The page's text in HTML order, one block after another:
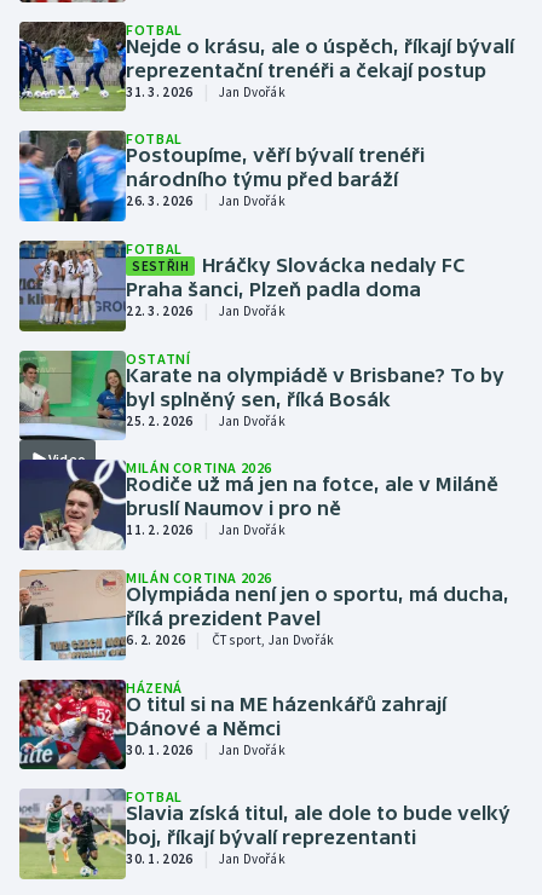
Moderní pětiboj
Motorsport
Olympijské hry
Parasport
Plavání
Plážový volejbal
Ragby
Rychlobruslení
Rychlostní kanoistika
Short track
Sportovní střelba
Stolní tenis
Triatlon
Veslování
Vodní slalom
FOTBAL
Nejde o krásu, ale o úspěch, říkají bývalí
reprezentační trenéři a čekají postup
31. 3. 2026 Jan Dvořák
FOTBAL
Postoupíme, věří bývalí trenéři
národního týmu před baráží
26. 3. 2026 Jan Dvořák
FOTBAL
SESTŘIH
Hráčky Slovácka nedaly FC
Praha šanci, Plzeň padla doma
22. 3. 2026 Jan Dvořák
Video
OSTATNÍ
Karate na olympiádě v Brisbane? To by
byl splněný sen, říká Bosák
25. 2. 2026 Jan Dvořák
MILÁN CORTINA 2026
Rodiče už má jen na fotce, ale v Miláně
bruslí Naumov i pro ně
11. 2. 2026 Jan Dvořák
MILÁN CORTINA 2026
Olympiáda není jen o sportu, má ducha,
říká prezident Pavel
6. 2. 2026 ČT sport, Jan Dvořák
HÁZENÁ
O titul si na ME házenkářů zahrají
Dánové a Němci
30. 1. 2026 Jan Dvořák
FOTBAL
Slavia získá titul, ale dole to bude velký
boj, říkají bývalí reprezentanti
30. 1. 2026 Jan Dvořák